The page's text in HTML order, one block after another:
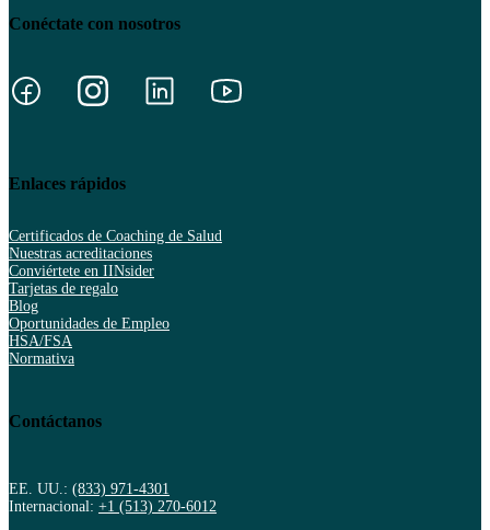
Conéctate con nosotros
Enlaces rápidos
Certificados de Coaching de Salud
Nuestras acreditaciones
Conviértete en IINsider
Tarjetas de regalo
Blog
Oportunidades de Empleo
HSA/FSA
Normativa
Contáctanos
EE. UU.: (833) 971-4301
Internacional: +1 (513) 270-6012